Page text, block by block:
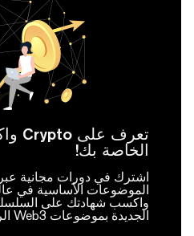
الخاصة بك!
اشترك في دورات مجانية
الموضوعات الأساسية في
واكسب شهادتك على
الجديدة بموضوعات Web3 الرئيسية.